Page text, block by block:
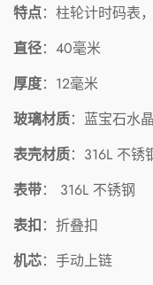
特点：柱轮计时码表
直径：40毫米
厚度：12毫米
玻璃材质：蓝宝石水晶
表壳材质：316L 不锈
表带： 316L 不锈钢
表扣： 折叠扣
机芯：手动上链
No,